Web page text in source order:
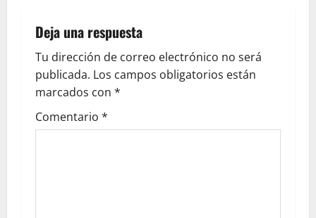
Deja una respuesta
Tu dirección de correo electrónico no será
publicada. Los campos obligatorios están
marcados con *
Comentario *